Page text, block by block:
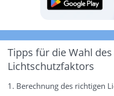
Tipps für die Wahl
Lichtschutzfaktors
1. Berechnung des richtigen